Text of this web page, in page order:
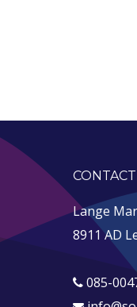
CONTACT
Lange
8911 AD
085-